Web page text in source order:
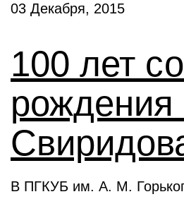
03 Декабря, 2015
100 лет
рождения
В ПГКУБ им. А. М.